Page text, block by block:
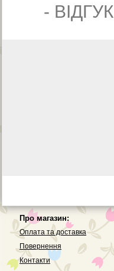
-
Про магазин:
Оплата та доставка
Повернення
Контакти